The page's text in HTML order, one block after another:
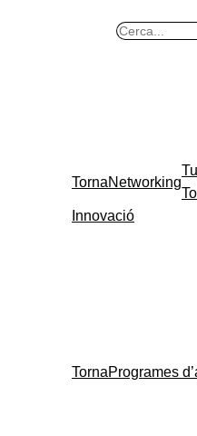
B
TornaNetworking
Innovació
TornaProgrames